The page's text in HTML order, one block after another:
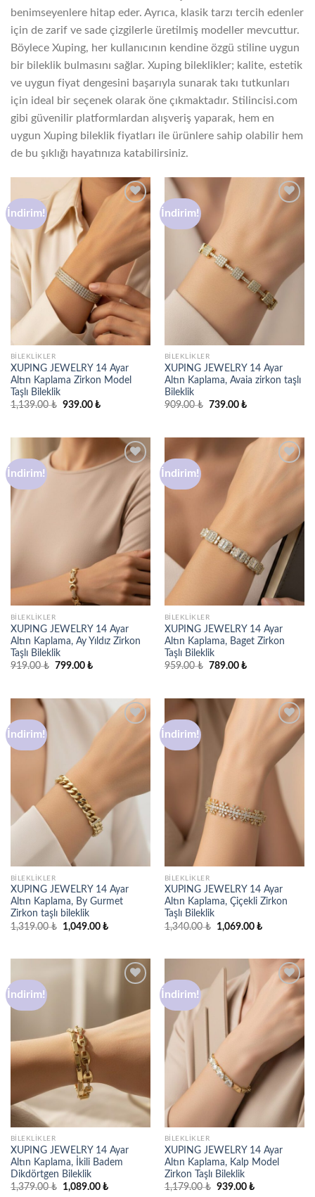
benimseyenlere hitap eder. Ayrıca, klasik tarzı tercih edenler
için de zarif ve sade çizgilerle üretilmiş modeller mevcuttur.
Böylece Xuping, her kullanıcının kendine özgü stiline uygun
bir bileklik bulmasını sağlar. Xuping bileklikler; kalite, estetik
ve uygun fiyat dengesini başarıyla sunarak takı tutkunları
için ideal bir seçenek olarak öne çıkmaktadır. Stilincisi.com
gibi güvenilir platformlardan alışveriş yaparak, hem en
uygun Xuping bileklik fiyatları ile ürünlere sahip olabilir hem
de bu şıklığı hayatınıza katabilirsiniz.
İndirim!
Favorilere
ekle
BILEKLIKLER
XUPING JEWELRY 14 Ayar
Altın Kaplama Zirkon Model
Taşlı Bileklik
1,139.00₺ Orijinal
939.00 ₺Şu
İndirim!
BILEKLIKLER
XUPING JEWELRY 14 Ayar
Altın Kaplama, Avaia zirkon taşlı
Bileklik
909.00₺ Orijinal
739.00 ₺Şu
İndirim!
Favorilere
ekle
BILEKLIKLER
XUPING JEWELRY 14 Ayar
Altın Kaplama, Ay Yıldız Zirkon
Taşlı Bileklik
919.00₺ Orijinal
799.00 ₺Şu
İndirim!
BILEKLIKLER
XUPING JEWELRY 14 Ayar
Altın Kaplama, Baget Zirkon
Taşlı Bileklik
959.00₺ Orijinal
789.00 ₺Şu
İndirim!
BILEKLIKLER
XUPING JEWELRY 14 Ayar
Altın Kaplama, By Gurmet
Zirkon taşlı bileklik
1,319.00₺
Orijinal
1,049.00 ₺Şu
İndirim!
Favorilere
BILEKLIKLER
XUPING JEWELRY 14 Ayar
Altın Kaplama, Çiçekli Zirkon
Taşlı Bileklik
1,340.00₺
Orijinal
1,069.00 ₺Şu
İndirim!
Favorilere
ekle
BILEKLIKLER
XUPING JEWELRY 14 Ayar
Altın Kaplama, İkili Badem
Dikdörtgen Bileklik
1,379.00₺
Orijinal
1,089.00 ₺Şu
İndirim!
Favorilere
BILEKLIKLER
XUPING JEWELRY 14 Ayar
Altın Kaplama, Kalp Model
Zirkon Taşlı Bileklik
1,179.00₺ Orijinal
939.00 ₺Şu